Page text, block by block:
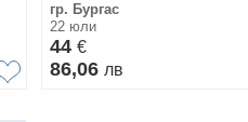
гр. Бургас
22 юли
44 €
86,06 лв